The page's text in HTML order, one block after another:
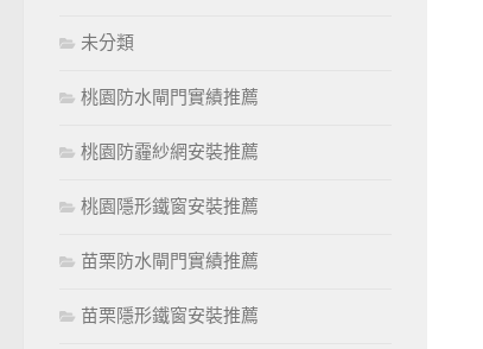
未分類
桃園防水閘門實績推薦
桃園防霾紗網安裝推薦
桃園隱形鐵窗安裝推薦
苗栗防水閘門實績推薦
苗栗隱形鐵窗安裝推薦